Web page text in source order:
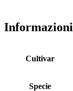
Cultivar
Specie